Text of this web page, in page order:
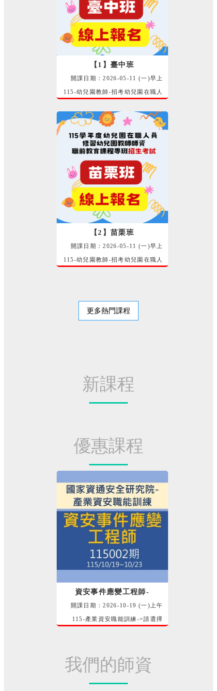
【1】臺中班
開課日期：2026-05-11 (一)早上
115-幼兒園教師-招考幼兒園在職人
員修習幼兒園教師師資 幼教專班專
【2】苗栗班
開課日期：2026-05-11 (一)早上
115-幼兒園教師-招考幼兒園在職人
員修習幼兒園教師師資 幼教專班專
更多熱門課程
新課程
優惠課程
資安事件應變工程師-
開課日期：2026-10-19 (一)上午
115-產業資安職能訓練-=請選擇
= 許晉銘 講師
我們的師資